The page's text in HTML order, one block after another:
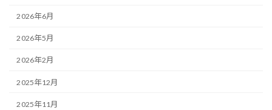
2026年6月
2026年5月
2026年2月
2025年12月
2025年11月